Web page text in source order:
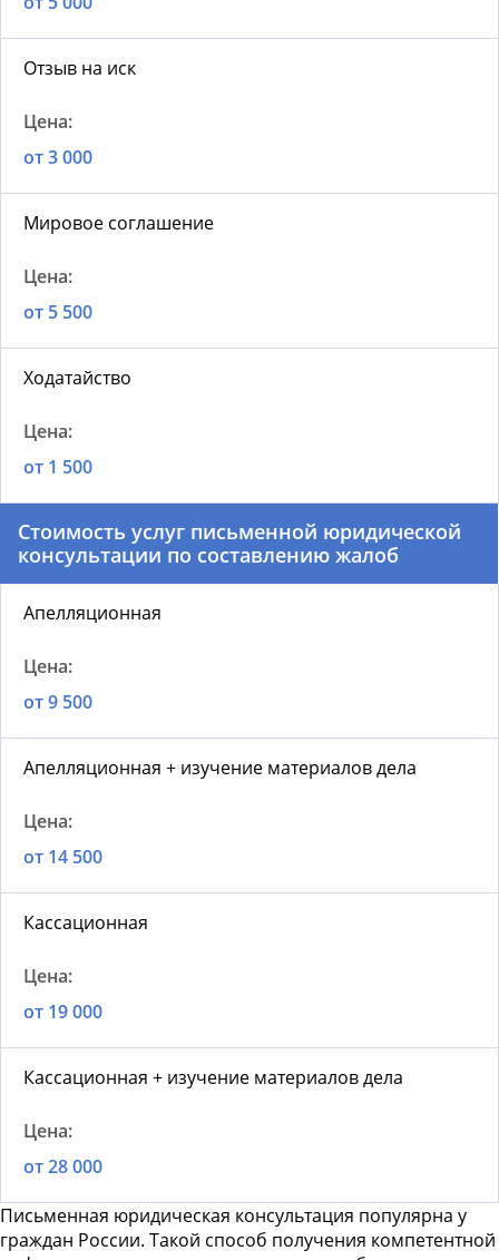
Отзыв на иск
от 3 000
Мировое соглашение
от 5 500
Ходатайство
от 1 500
Стоимость услуг письменной юридической
консультации по составлению жалоб
Апелляционная
от 9 500
Апелляционная + изучение материалов дела
от 14 500
Кассационная
от 19 000
Кассационная + изучение материалов дела
от 28 000
Письменная юридическая консультация популярна у
граждан России. Такой способ получения компетентной